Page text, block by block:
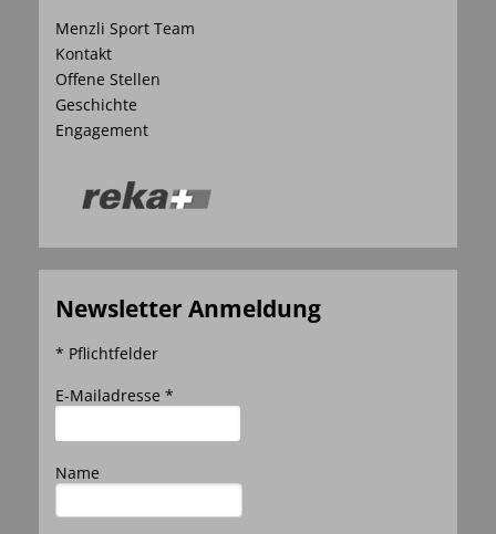
Menzli Sport Team
Kontakt
Offene Stellen
Geschichte
Engagement
Newsletter Anmeldung
* Pflichtfelder
E-Mailadresse *
Name